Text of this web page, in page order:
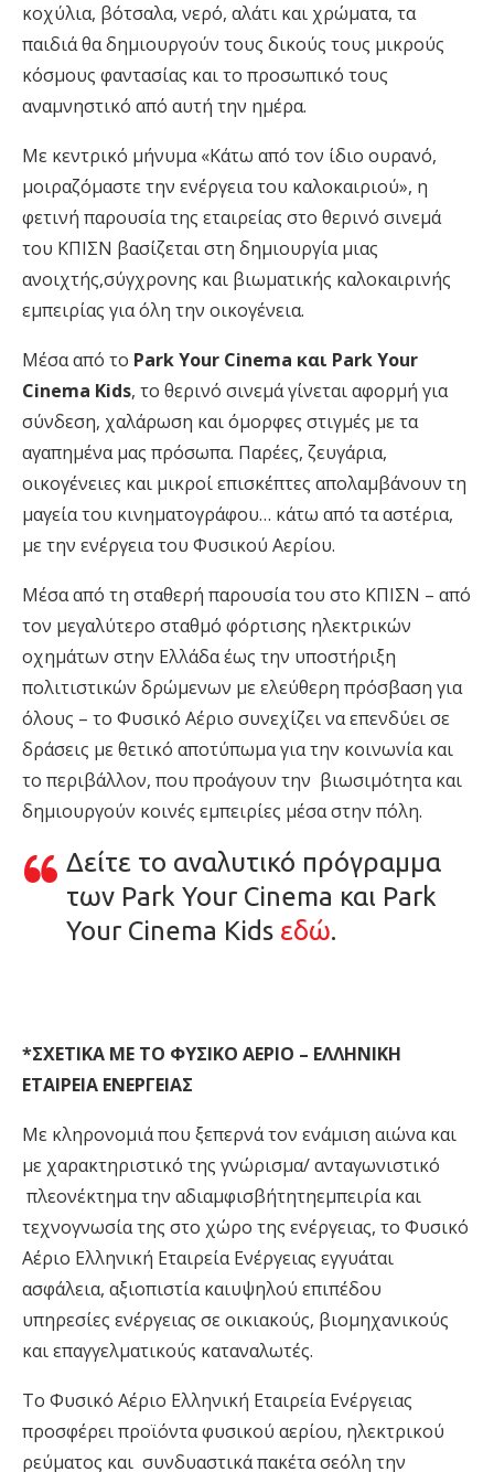
κοχύλια, βότσαλα, νερό, αλάτι και χρώματα, τα
παιδιά θα δημιουργούν τους δικούς τους μικρούς
κόσμους φαντασίας και το προσωπικό τους
αναμνηστικό από αυτή την ημέρα.
Με κεντρικό μήνυμα«Κάτω από τον ίδιο ουρανό,
μοιραζόμαστε την ενέργεια του καλοκαιριού», η
φετινή παρουσία της εταιρείας στο θερινό σινεμά
του ΚΠΙΣΝ βασίζεται στη δημιουργία μιας
ανοιχτής,σύγχρονης και βιωματικής καλοκαιρινής
εμπειρίας για όλη την οικογένεια.
Μέσα από το Park Your Cinema και Park Your
Cinema Kids, το θερινό σινεμά γίνεται αφορμή για
σύνδεση, χαλάρωση και όμορφες στιγμές με τα
αγαπημένα μας πρόσωπα. Παρέες, ζευγάρια,
οικογένειες και μικροί επισκέπτες απολαμβάνουν τη
μαγεία του κινηματογράφου… κάτω από τα αστέρια,
με την ενέργεια του Φυσικού Αερίου.
Μέσα από τη σταθερή παρουσία του στο ΚΠΙΣΝ – από
τον μεγαλύτερο σταθμό φόρτισης ηλεκτρικών
οχημάτων στην Ελλάδα έως την υποστήριξη
πολιτιστικών δρώμενων με ελεύθερη πρόσβαση για
όλους – το Φυσικό Αέριο συνεχίζει να επενδύει σε
δράσεις με θετικό αποτύπωμα για την κοινωνία και
το περιβάλλον, που προάγουν την βιωσιμότητα και
δημιουργούν κοινές εμπειρίες μέσα στην πόλη.
Δείτε το αναλυτικό πρόγραμμα
των Park Your Cinema και Park
Your Cinema Kids εδώ.
*ΣΧΕΤΙΚΑ ΜΕ ΤΟ ΦΥΣΙΚΟ ΑΕΡΙΟ – ΕΛΛΗΝΙΚΗ
ΕΤΑΙΡΕΙΑ ΕΝΕΡΓΕΙΑΣ
Με κληρονοµιάπου ξεπερνάτον ενάµιση αιώνα και
µε χαρακτηριστικό της γνώρισµα/ανταγωνιστικό
πλεονέκτηµατην αδιαµφισβήτητηεµπειρία και
τεχνογνωσίατης στο χώρο της ενέργειας, το Φυσικό
Αέριο Ελληνική Εταιρεία Ενέργειας εγγυάται
ασφάλεια, αξιοπιστία καιυψηλού επιπέδου
υπηρεσίες ενέργειας σεοικιακούς, βιοµηχανικούς
και επαγγελµατικούς καταναλωτές.
Το Φυσικό Αέριο Ελληνική Εταιρεία Ενέργειας
προσφέρειπροϊόνταφυσικού αερίου, ηλεκτρικού
ρεύµατος και συνδυαστικάπακέτασεόλη την